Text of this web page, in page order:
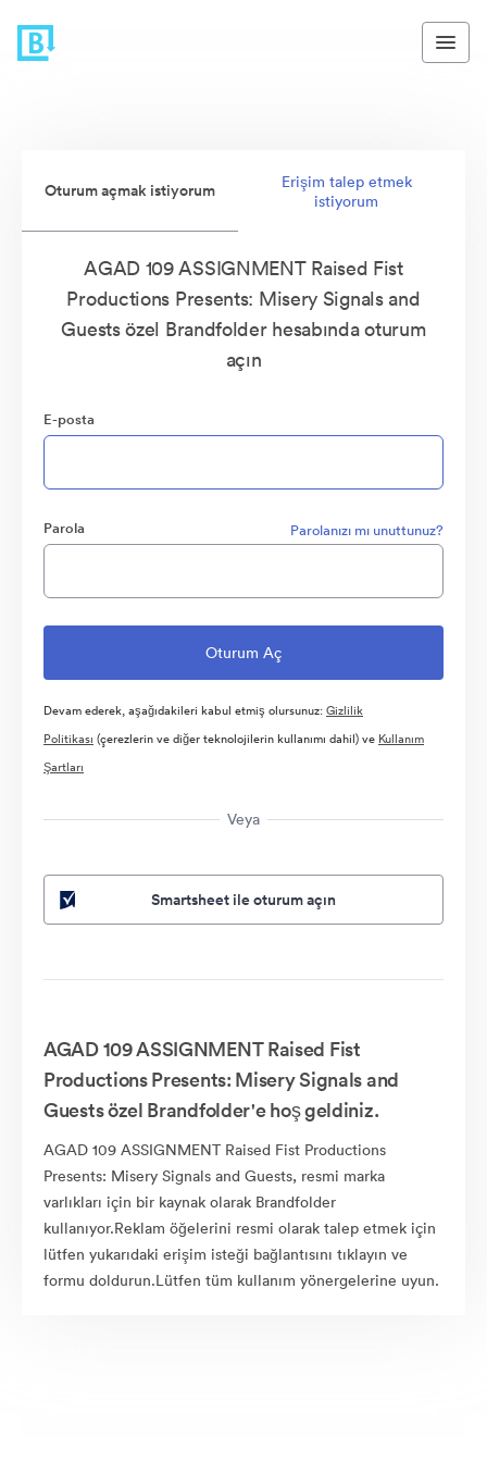
Oturum açmak istiyorum
Erişim talep etmek
istiyorum
AGAD 109 ASSIGNMENT Raised Fist
Productions Presents: Misery Signals and
Guests özel Brandfolder hesabında oturum
açın
E-posta
Parola Parolanızı mı unuttunuz?
Devam ederek, aşağıdakileri kabul etmiş olursunuz:Gizlilik
Politikası (çerezlerin ve diğer teknolojilerin kullanımı dahil) ve Kullanım
Şartları
Veya
Smartsheet ile oturum açın
AGAD 109 ASSIGNMENT Raised Fist
Productions Presents: Misery Signals and
Guests özel Brandfolder'e hoş geldiniz.
AGAD 109 ASSIGNMENT Raised Fist Productions
Presents: Misery Signals and Guests, resmi marka
varlıkları için bir kaynak olarak Brandfolder
kullanıyor.Reklam öğelerini resmi olarak talep etmek için
lütfen yukarıdaki erişim isteği bağlantısını tıklayın ve
formu doldurun.Lütfen tüm kullanım yönergelerine uyun.